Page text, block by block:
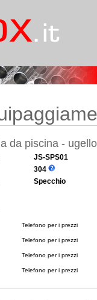
da piscina -
JS-SPS01
304
Specchio
Telefono per i prezzi
Telefono per i prezzi
Telefono per i prezzi
Telefono per i prezzi